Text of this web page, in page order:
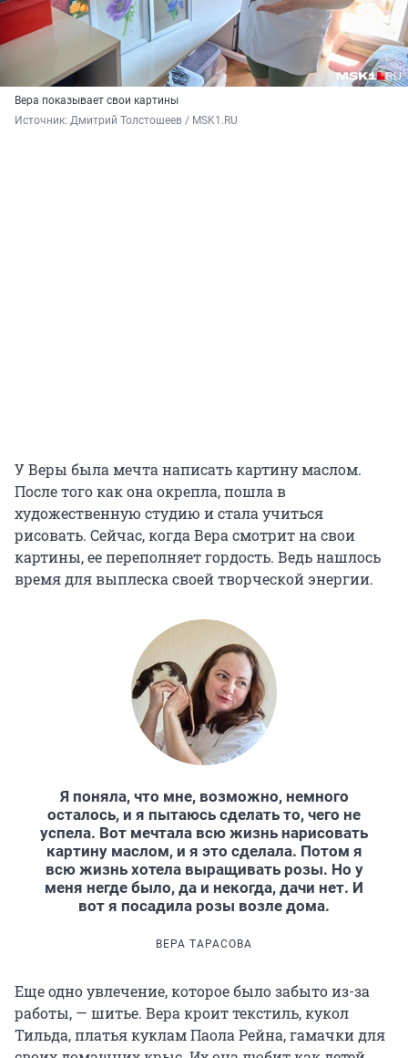
Вера показывает свои картины
Источник: Дмитрий Толстошеев / MSK1.RU
У Веры была мечта написать картину маслом.
После того как она окрепла, пошла в
художественную студию и стала учиться
рисовать. Сейчас, когда Вера смотрит на свои
картины, ее переполняет гордость. Ведь нашлось
время для выплеска своей творческой энергии.
Я поняла, что мне, возможно, немного
осталось, и я пытаюсь сделать то, чего не
успела. Вот мечтала всю жизнь нарисовать
картину маслом, и я это сделала. Потом я
всю жизнь хотела выращивать розы. Но у
меня негде было, да и некогда, дачи нет. И
вот я посадила розы возле дома.
ВЕРА ТАРАСОВА
Еще одно увлечение, которое было забыто из-за
работы, — шитье. Вера кроит текстиль, кукол
Тильда, платья куклам Паола Рейна, гамачки для